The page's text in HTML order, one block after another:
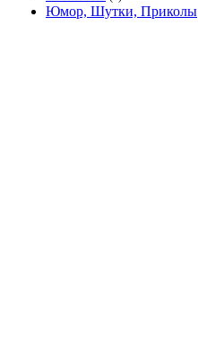
Юмор, Шутки, Приколы